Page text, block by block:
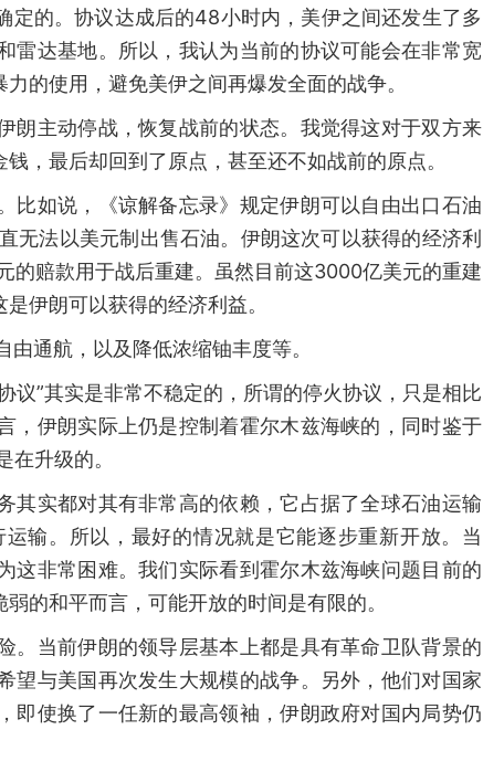
定的。协议达成后的48小时内，美伊之间还发生了多
雷达基地。所以，我认为当前的协议可能会在非常宽
的使用，避免美伊之间再爆发全面的战争。
朗主动停战，恢复战前的状态。我觉得这对于双方来
，最后却回到了原点，甚至还不如战前的原点。
比如说，《谅解备忘录》规定伊朗可以自由出口石油
无法以美元制出售石油。伊朗这次可以获得的经济利
赔款用于战后重建。虽然目前这3000亿美元的重建
伊朗可以获得的经济利益。
通航，以及降低浓缩铀丰度等。
议”其实是非常不稳定的，所谓的停火协议，只是相比
，伊朗实际上仍是控制着霍尔木兹海峡的，同时鉴于
升级的。
其实都对其有非常高的依赖，它占据了全球石油运输
输。所以，最好的情况就是它能逐步重新开放。当
这非常困难。我们实际看到霍尔木兹海峡问题目前的
的和平而言，可能开放的时间是有限的。
。当前伊朗的领导层基本上都是具有革命卫队背景的
望与美国再次发生大规模的战争。另外，他们对国家
即使换了一任新的最高领袖，伊朗政府对国内局势仍